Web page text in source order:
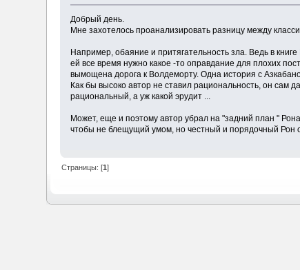
Добрый день.
Мне захотелось проанализировать разницу между
Например, обаяние и притягательность зла. Ведь в
ей все время нужно какое -то оправдание для плохих
вымощена дорога к Волдеморту. Одна история с
Как бы высоко автор не ставил рациональность, он
рациональный, а уж какой эрудит ...
Может, еще и поэтому автор убрал на "задний план "
чтобы не блещущий умом, но честный и порядочный Рон
Страницы: [1]